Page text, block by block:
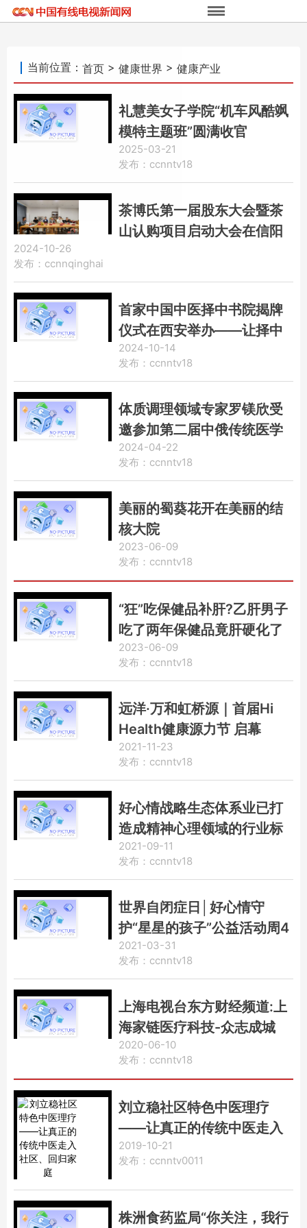
当前位置： 首页 > 健康世界 > 健康产业
礼慧美女子学院“机车风酷飒
模特主题班”圆满收官
2025-03-21
发布：ccnntv18
茶博氏第一届股东大会暨茶
山认购项目启动大会在信阳
2024-10-26
发布：ccnnqinghai
首家中国中医择中书院揭牌
仪式在西安举办——让择中
书院成为传播中医药文化的
桥头堡
2024-10-14
发布：ccnntv18
体质调理领域专家罗镁欣受
邀参加第二届中俄传统医学
交流大会
2024-04-22
发布：ccnntv18
美丽的蜀葵花开在美丽的结
核大院
2023-06-09
发布：ccnntv18
“狂”吃保健品补肝?乙肝男子
吃了两年保健品竟肝硬化了
2023-06-09
发布：ccnntv18
远洋·万和虹桥源｜首届Hi
Health健康源力节 启幕
「心」征程
2021-11-23
发布：ccnntv18
好心情战略生态体系业已打
造成精神心理领域的行业标
杆
2021-09-11
发布：ccnntv18
世界自闭症日│好心情守
护“星星的孩子”公益活动周4
月启动
2021-03-31
发布：ccnntv18
上海电视台东方财经频道:上
海家链医疗科技-众志成城
抗击疫情
2020-06-10
发布：ccnntv18
刘立稳社区特色中医理疗
——让真正的传统中医走入
社区、回归家庭
2019-10-21
发布：ccnntv0011
株洲食药监局“你关注，我行